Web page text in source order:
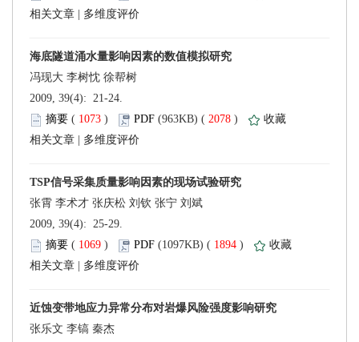
2009, 39(4): 21-24.
(
) 2078 )
2009, 39(4): 25-29.
(
) 1894 )